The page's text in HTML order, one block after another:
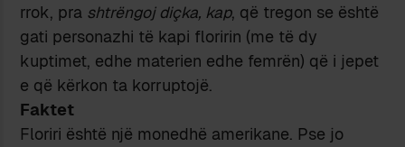
rrok, pra shtrëngoj diçka, kap, që tregon se është
gati personazhi të kapi floririn (me të dy
kuptimet, edhe materien edhe femrën) që i jepet
e që kërkon ta korruptojë.
Faktet
Floriri është një monedhë amerikane. Pse jo